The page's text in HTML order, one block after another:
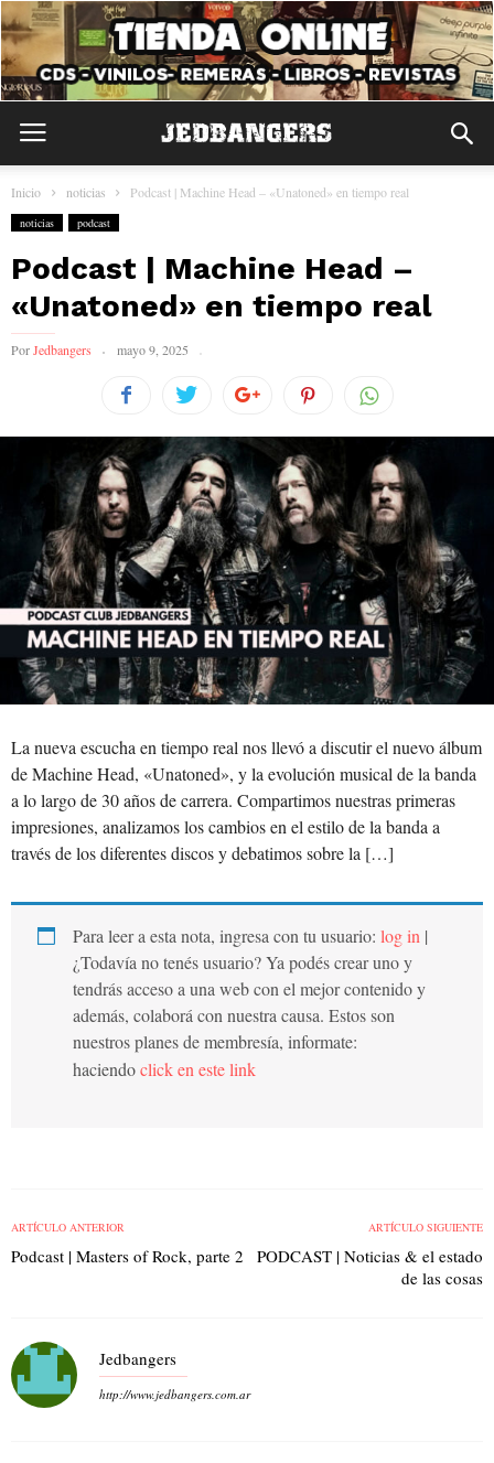
Inicio noticias Podcast | Machine Head – «Unatoned» en tiempo real
noticias podcast
Podcast | Machine Head –
«Unatoned» en tiempo real
PorJedbangers mayo 9, 2025
La nueva escucha en tiempo real nos llevó a discutir el nuevo álbum
de Machine Head, «Unatoned», y la evolución musical de la banda
a lo largo de 30 años de carrera. Compartimos nuestras primeras
impresiones, analizamos los cambios en el estilo de la banda a
través de los diferentes discos y debatimos sobre la […]
Para leer a esta nota, ingresa con tu usuario: log in |
¿Todavía no tenés usuario? Ya podés crear uno y
tendrás acceso a una web con el mejor contenido y
además, colaborá con nuestra causa. Estos son
nuestros planes de membresía, informate:
haciendoclick en este link
ARTÍCULO ANTERIOR
Podcast | Masters of Rock, parte 2
ARTÍCULO SIGUIENTE
PODCAST | Noticias & el estado
de las cosas
Jedbangers
http://www.jedbangers.com.ar